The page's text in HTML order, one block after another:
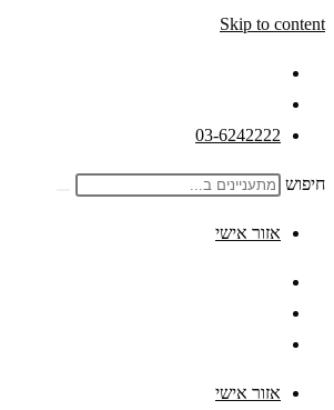
Skip to content
03-6242222
חיפוש
אזור אישי
אזור אישי